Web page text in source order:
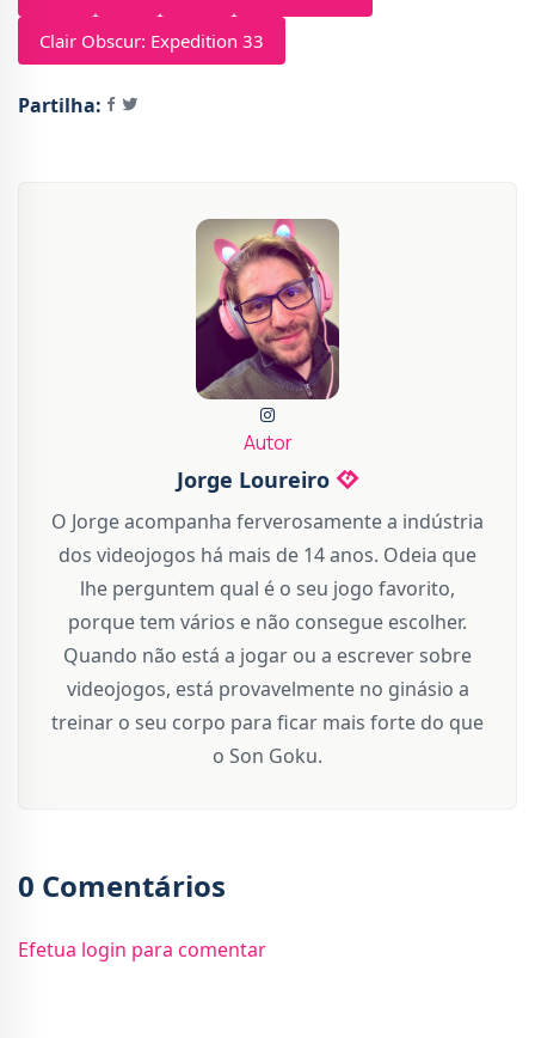
Clair Obscur: Expedition 33
Partilha:
Autor
Jorge Loureiro
O Jorge acompanha ferverosamente a indústria
dos videojogos há mais de 14 anos. Odeia que
lhe perguntem qual é o seu jogo favorito,
porque tem vários e não consegue escolher.
Quando não está a jogar ou a escrever sobre
videojogos, está provavelmente no ginásio a
treinar o seu corpo para ficar mais forte do que
o Son Goku.
0 Comentários
Efetua login para comentar